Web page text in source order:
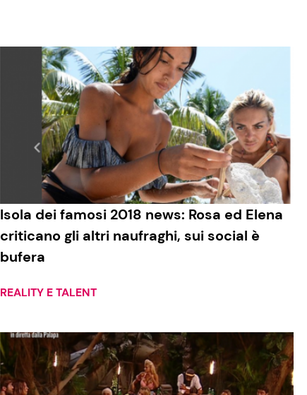
Cucina e Ricette
Consigli di Cucina
Dolci
Le Ricette in TV
Primi Piatti
Ricette Facili e Veloci
Isola dei famosi 2018 news: Rosa ed Elena
criticano gli altri naufraghi, sui social è
bufera
REALITY E TALENT